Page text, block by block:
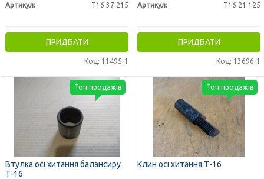
Артикул: Т16.37.215
ПРИДБАТИ
Код: 11495-1
Артикул: Т16.21.125
ПРИДБАТИ
Код: 13696-1
Втулка осі хитання балансиру
Т-16
Топ продажів
Клин осі хитання Т-16
Топ продажів